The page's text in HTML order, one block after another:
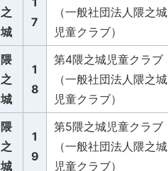
之
城
7
（一般社団法人隈之城
児童クラブ）
隈
之
城
1
8
第4隈之城児童クラブ
（一般社団法人隈之城
児童クラブ）
隈
之
城
1
9
第5隈之城児童クラブ
（一般社団法人隈之城
児童クラブ）